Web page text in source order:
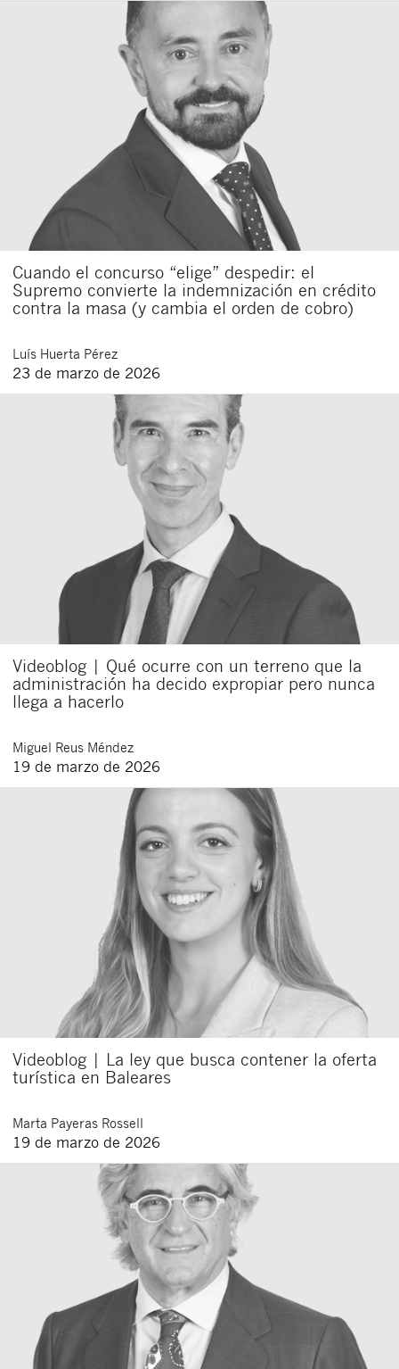
Cuando el concurso “elige” despedir: el
Supremo convierte la indemnización en crédito
contra la masa (y cambia el orden de cobro)
Luís Huerta Pérez
23 de marzo de 2026
Videoblog | Qué ocurre con un terreno que la
administración ha decido expropiar pero nunca
llega a hacerlo
Miguel Reus Méndez
19 de marzo de 2026
Videoblog | La ley que busca contener la oferta
turística en Baleares
Marta Payeras Rossell
19 de marzo de 2026